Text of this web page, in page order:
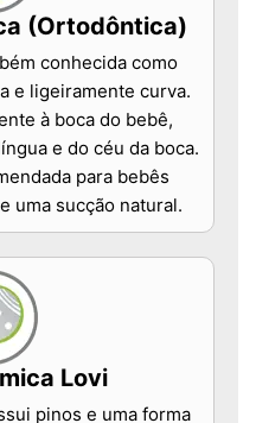
(Ortodôntica)
conhecida como
e ligeiramente curva.
à boca do bebê,
e do céu da boca.
para bebês
uma sucção natural.
Lovi
pinos e uma forma